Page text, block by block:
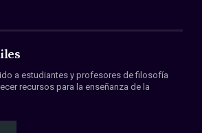
a estudiantes y profesores de filosofía
recursos para la enseñanza de la